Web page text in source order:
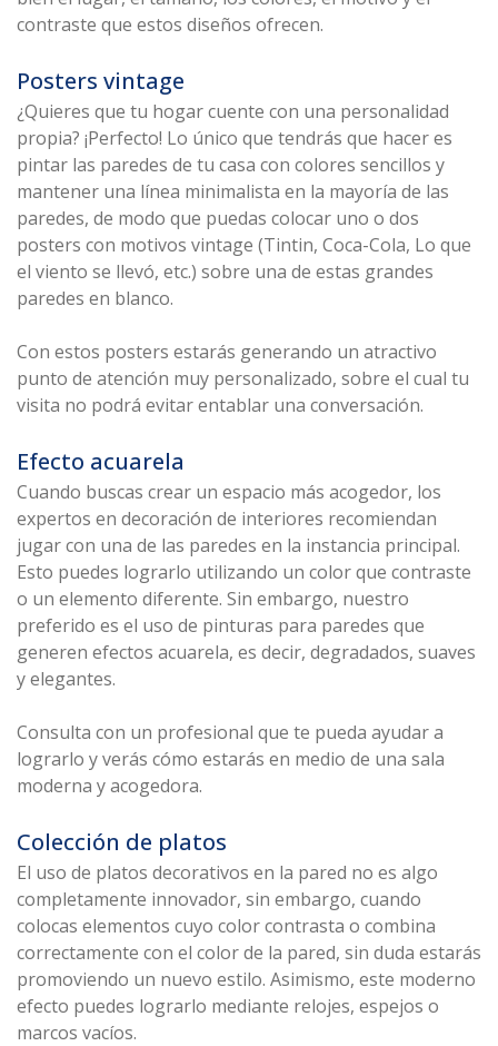
contraste que estos diseños ofrecen.
Posters vintage
¿Quieres que tu hogar cuente con una personalidad
propia? ¡Perfecto! Lo único que tendrás que hacer es
pintar las paredes de tu casa con colores sencillos y
mantener una línea minimalista en la mayoría de las
paredes, de modo que puedas colocar uno o dos
posters con motivos vintage (Tintin, Coca-Cola, Lo que
el viento se llevó, etc.) sobre una de estas grandes
paredes en blanco.
Con estos posters estarás generando un atractivo
punto de atención muy personalizado, sobre el cual tu
visita no podrá evitar entablar una conversación.
Efecto acuarela
Cuando buscas crear un espacio más acogedor, los
expertos en decoración de interiores recomiendan
jugar con una de las paredes en la instancia principal.
Esto puedes lograrlo utilizando un color que contraste
o un elemento diferente. Sin embargo, nuestro
preferido es el uso de pinturas para paredes que
generen efectos acuarela, es decir, degradados, suaves
y elegantes.
Consulta con un profesional que te pueda ayudar a
lograrlo y verás cómo estarás en medio de una sala
moderna y acogedora.
Colección de platos
El uso de platos decorativos en la pared no es algo
completamente innovador, sin embargo, cuando
colocas elementos cuyo color contrasta o combina
correctamente con el color de la pared, sin duda estarás
promoviendo un nuevo estilo. Asimismo, este moderno
efecto puedes lograrlo mediante relojes, espejos o
marcos vacíos.